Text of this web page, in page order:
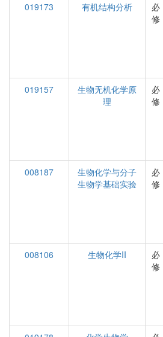
019173
有机结构分析
必
修
019157
生物无机化学原
理
必
修
008187
生物化学与分子
生物学基础实验
必
修
008106
生物化学II
必
修